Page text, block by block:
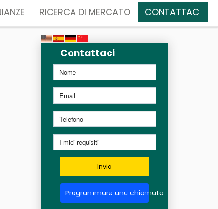
RICERCA DI MERCATO CONTATTACI
Contattaci
Invia
Programmare una chiamata